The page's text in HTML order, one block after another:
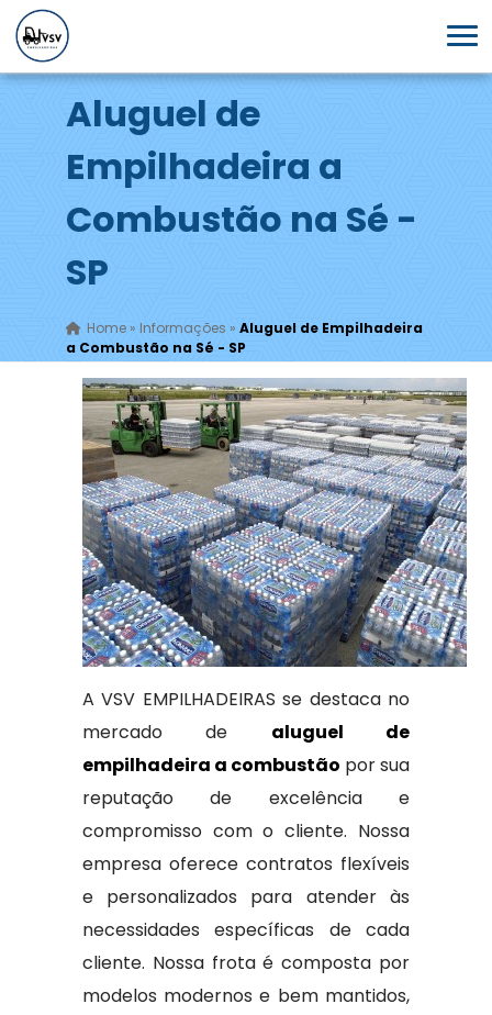
Aluguel de
Empilhadeira a
Combustão na Sé -
SP
Home» Informações » Aluguel de Empilhadeira
a Combustão na Sé - SP
A VSV EMPILHADEIRAS se destaca no
mercado de aluguel de
empilhadeira a combustão por sua
reputação de excelência e
compromisso com o cliente. Nossa
empresa oferece contratos flexíveis
e personalizados para atender às
necessidades específicas de cada
cliente. Nossa frota é composta por
modelos modernos e bem mantidos,